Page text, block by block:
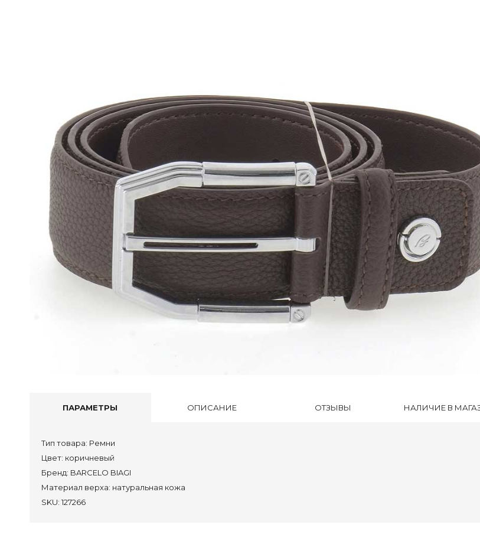
ПАРАМЕТРЫ ОПИСАНИЕ ОТЗЫВЫ НАЛИЧИЕ В
Тип товара: Ремни
Цвет: коричневый
Бренд: BARCELO BIAGI
Материал верха: натуральная кожа
SKU: 127266
Полуботинки
Кроссовки и Кеды
Тапочки
Сумки
Сапоги
Ботинки
Полуботинки
Кроссовки и Кеды
Сандалии
Тапочки
Сумки